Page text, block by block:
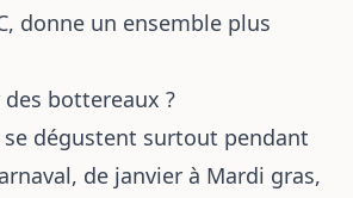
donne un ensemble plus
bottereaux ?
dégustent surtout pendant
de janvier à Mardi gras,